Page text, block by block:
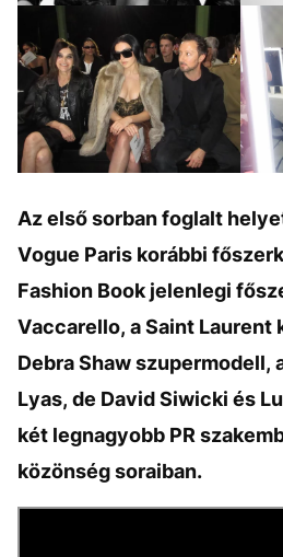
Az első sorban foglalt
Vogue Paris korábbi
Fashion Book jelenlegi
Vaccarello, a Saint Laurent
Debra Shaw szupermodell,
Lyas, de David Siwicki és
két legnagyobb PR
közönség soraiban.